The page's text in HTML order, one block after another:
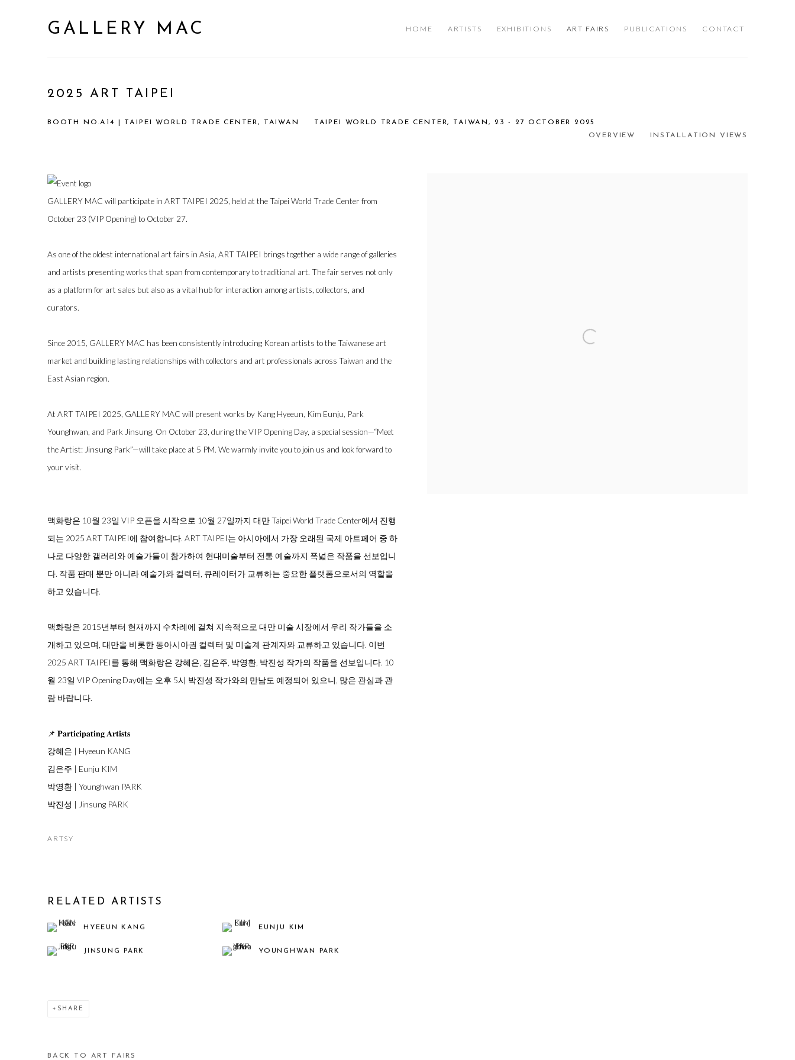
GALLERY MAC HOME ARTISTS EXHIBITIONS ART FAIRS PUBLICATIONS CONTACT
2025 ART TAIPEI
BOOTH NO.A14 | TAIPEI WORLD TRADE CENTER, TAIWAN TAIPEI WORLD TRADE CENTER, TAIWAN, 23 - 27 OCTOBER 2025
OVERVIEW
INSTALLATION VIEWS
GALLERY MAC will participate in ART TAIPEI 2025, held at the Taipei World Trade Center from
October 23 (VIP Opening) to October 27.
As one of the oldest international art fairs in Asia, ART TAIPEI brings together a wide range of galleries
and artists presenting works that span from contemporary to traditional art. The fair serves not only
as a platform for art sales but also as a vital hub for interaction among artists, collectors, and
curators.
Since 2015, GALLERY MAC has been consistently introducing Korean artists to the Taiwanese art
market and building lasting relationships with collectors and art professionals across Taiwan and the
East Asian region.
At ART TAIPEI 2025, GALLERY MAC will present works by Kang Hyeeun, Kim Eunju, Park
Younghwan, and Park Jinsung. On October 23, during the VIP Opening Day, a special session—“Meet
the Artist: Jinsung Park”—will take place at 5 PM. We warmly invite you to join us and look forward to
your visit.
맥화랑은 10월 23일 VIP 오픈을 시작으로 10월 27일까지 대만 Taipei World Trade Center에서 진행
되는 2025 ART TAIPEI에 참여합니다. ART TAIPEI는 아시아에서 가장 오래된 국제 아트페어 중 하
나로 다양한 갤러리와 예술가들이 참가하여 현대미술부터 전통 예술까지 폭넓은 작품을 선보입니
다. 작품 판매 뿐만 아니라 예술가와 컬렉터, 큐레이터가 교류하는 중요한 플랫폼으로서의 역할을
하고 있습니다.
맥화랑은 2015년부터 현재까지 수차례에 걸쳐 지속적으로 대만 미술 시장에서 우리 작가들을 소
개하고 있으며, 대만을 비롯한 동아시아권 컬렉터 및 미술계 관계자와 교류하고 있습니다. 이번
2025 ART TAIPEI를 통해 맥화랑은 강혜은, 김은주, 박영환, 박진성 작가의 작품을 선보입니다. 10
월 23일 VIP Opening Day에는 오후 5시 박진성 작가와의 만남도 예정되어 있으니, 많은 관심과 관
람 바랍니다.
📌 𝐏𝐚𝐫𝐭𝐢𝐜𝐢𝐩𝐚𝐭𝐢𝐧𝐠 𝐀𝐫𝐭𝐢𝐬𝐭𝐬
강혜은 | Hyeeun KANG
김은주 | Eunju KIM
박영환 | Younghwan PARK
박진성 | Jinsung PARK
ARTSY
RELATED ARTISTS
HYEEUN KANG EUNJU KIM
JINSUNG PARK YOUNGHWAN PARK
SHARE
BACK TO ART FAIRS